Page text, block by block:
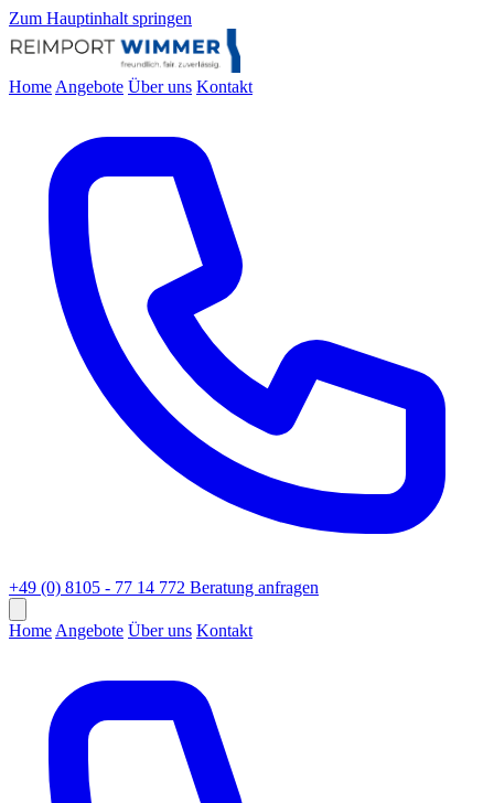
Zum Hauptinhalt springen
Home Angebote Über uns Kontakt
+49 (0) 8105 - 77 14 772 Beratung anfragen
Home Angebote Über uns Kontakt